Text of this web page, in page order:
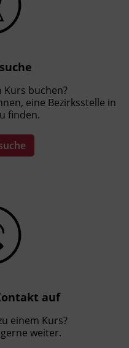
Kurs buchen?
eine Bezirksstelle in
finden.
auf
einem Kurs?
weiter.